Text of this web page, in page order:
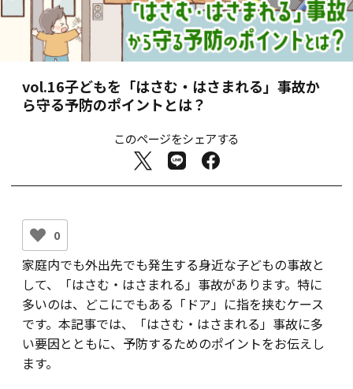
vol.16子どもを「はさむ・はさまれる」事故か
ら守る予防のポイントとは？
このページをシェアする
0
家庭内でも外出先でも発生する身近な子どもの事故と
して、「はさむ・はさまれる」事故があります。特に
多いのは、どこにでもある「ドア」に指を挟むケース
です。本記事では、「はさむ・はさまれる」事故に多
い要因とともに、予防するためのポイントをお伝えし
ます。